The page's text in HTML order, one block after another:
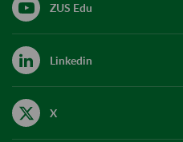
ZUS Edu
Linkedin
X